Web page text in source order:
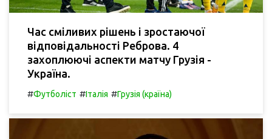
Час сміливих рішень і зростаючої
відповідальності Реброва. 4
захоплюючі аспекти матчу Грузія -
Україна.
#Футболіст #Італія #Грузія (країна)